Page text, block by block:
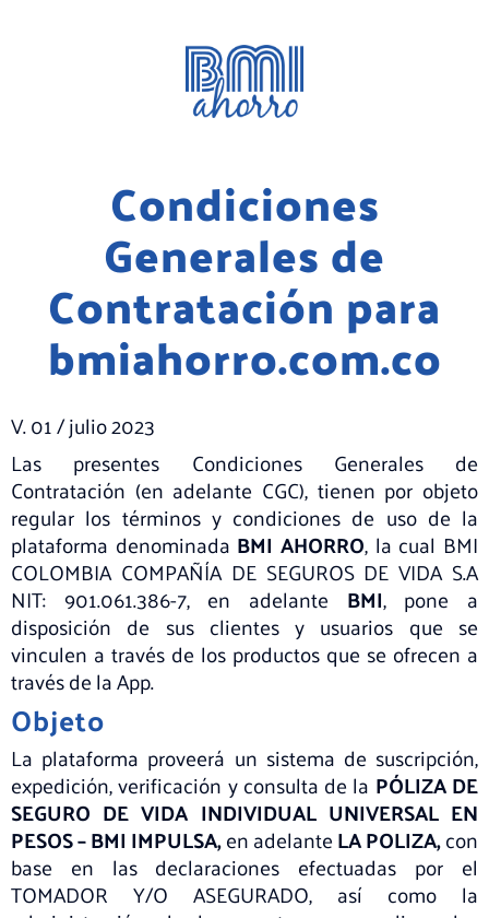
Condiciones
Generales de
Contratación para
bmiahorro.com.co
V. 01 / julio 2023
Las presentes Condiciones Generales de
Contratación (en adelante CGC), tienen por objeto
regular los términos y condiciones de uso de la
plataforma denominada BMI AHORRO, la cual BMI
COLOMBIA COMPAÑÍA DE SEGUROS DE VIDA S.A
NIT: 901.061.386-7, en adelante BMI, pone a
disposición de sus clientes y usuarios que se
vinculen a través de los productos que se ofrecen a
través de la App.
Objeto
La plataforma proveerá un sistema de suscripción,
expedición, verificación y consulta de la PÓLIZA DE
SEGURO DE VIDA INDIVIDUAL UNIVERSAL EN
PESOS – BMI IMPULSA,en adelanteLA POLIZA,con
base en las declaraciones efectuadas por el
TOMADOR Y/O ASEGURADO, así como la